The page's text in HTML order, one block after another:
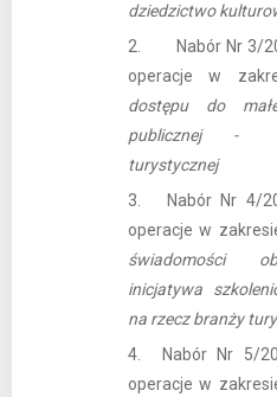
dziedzictwo
2. Nabór Nr 3/
operacje w
dostępu do
publicznej -
turystycznej
3. Nabór Nr 4/
operacje w
świadomości
inicjatywa
na rzecz branży
4. Nabór Nr 5/
operacje w